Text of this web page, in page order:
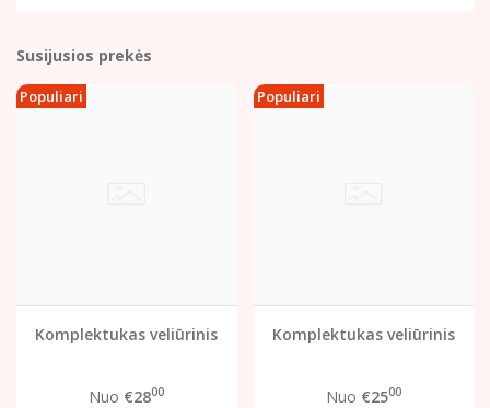
Susijusios prekės
Populiari
Komplektukas veliūrinis
Nuo €2800
Populiari
Komplektukas veliūrinis
Nuo €2500